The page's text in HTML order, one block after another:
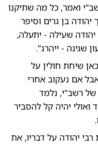
ואמר, כל מה שתיקנו
בן גרים וסיפר
שעילה - יתעלה,
שגינה - ייהרג".
שיחת חולין על
אם נעקוב אחרי
של רשב"י, נלמד
יהיה קל להסביר
יהודה על דבריו, את